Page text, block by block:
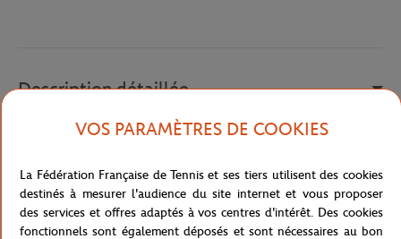
Description détaillée
Que ce soit dans votre trousse ou pot à crayons, retrouvez au
ce crayon à papier orné de balles et de raquettes surmonté par sa
gomme représentant le logo Roland-Garros tricolore.
RPPU0917-JAU-TU
VOS PARAMÈTRES DE COOKIES
La Fédération Française de Tennis et ses tiers utilisent des cookies
destinés à mesurer l'audience du site internet et vous proposer
des services et offres adaptés à vos centres d'intérêt. Des cookies
fonctionnels sont également déposés et sont nécessaires au bon